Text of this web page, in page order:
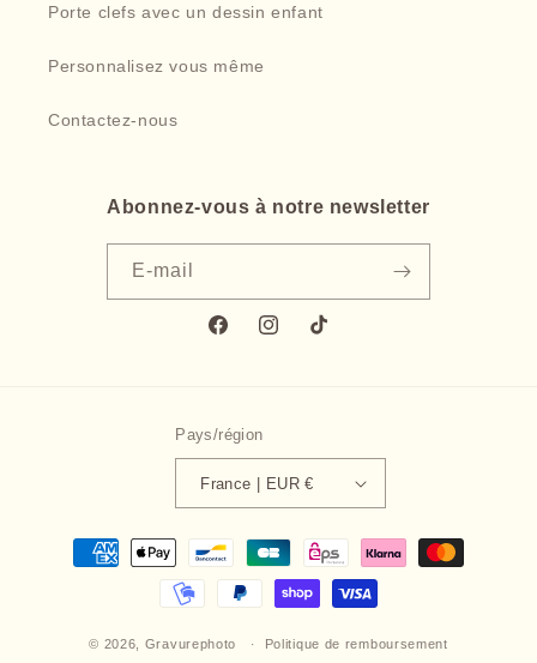
Porte clefs avec un dessin enfant
Personnalisez vous même
Contactez-nous
Abonnez-vous à notre newsletter
E-mail
FacebookInstagramTikTok
Pays/région
France | EUR €
Moyens
© 2026, Gravurephoto Politique de remboursement